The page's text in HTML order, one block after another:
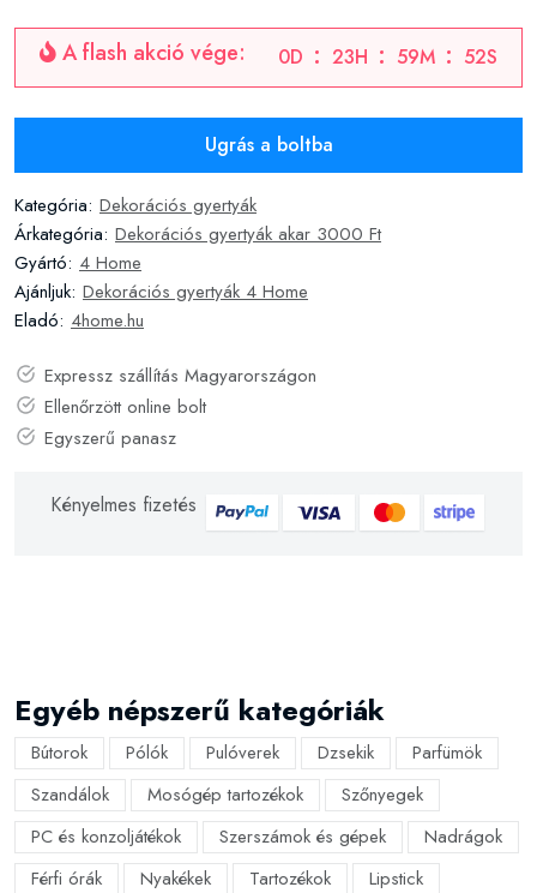
A flash akció vége: 0D 23H 59M 51S
Ugrás a boltba
Kategória: Dekorációs gyertyák
Árkategória: Dekorációs gyertyák akar 3000 Ft
Gyártó: 4 Home
Ajánljuk: Dekorációs gyertyák 4 Home
Eladó: 4home.hu
Expressz szállítás Magyarországon
Ellenőrzött online bolt
Egyszerű panasz
Kényelmes fizetés
Egyéb népszerű kategóriák
Bútorok Pólók Pulóverek Dzsekik
Parfümök
Szandálok
Mosógép tartozékok
Szőnyegek
PC és konzoljátékok
Szerszámok és gépek
Nadrágok
Férfi órák
Nyakékek Tartozékok
Lipstick